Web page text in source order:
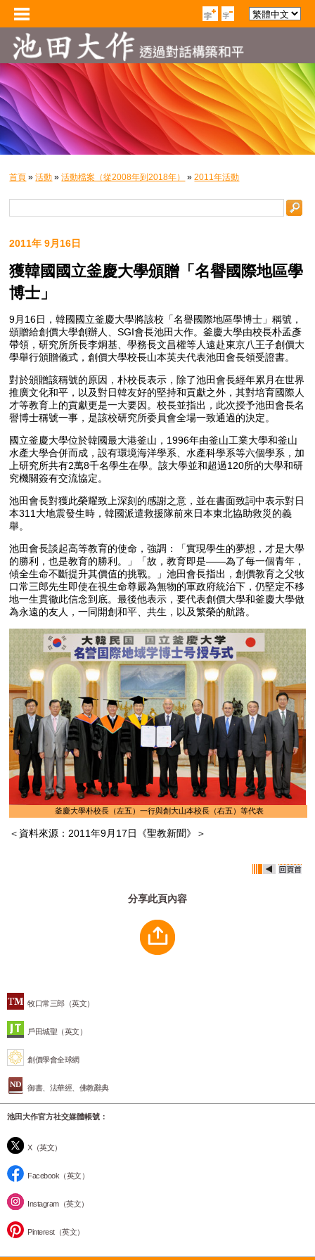
牧口常三郎（英文）
戶田城聖（英文）
創價學會全球網
御書、法華經、佛教辭典
池田大作官方社交媒體帳號：
X（英文）
Facebook（英文）
Instagram（英文）
Pinterest（英文）
首頁 »活動 »活動檔案（從2008年到2018年） »2011年活動
2011年 9月16日
獲韓國國立釜慶大學頒贈「名譽國際地區學
博士」
9月16日，韓國國立釜慶大學將該校「名譽國際地區學博士」稱號，
頒贈給創價大學創辦人、SGI會長池田大作。釜慶大學由校長朴孟彥
帶領，研究所所長李炯基、學務長文昌權等人遠赴東京八王子創價大
學舉行頒贈儀式，創價大學校長山本英夫代表池田會長領受證書。
對於頒贈該稱號的原因，朴校長表示，除了池田會長經年累月在世界
推廣文化和平，以及對日韓友好的堅持和貢獻之外，其對培育國際人
才等教育上的貢獻更是一大要因。校長並指出，此次授予池田會長名
譽博士稱號一事，是該校研究所委員會全場一致通過的決定。
國立釜慶大學位於韓國最大港釜山，1996年由釜山工業大學和釜山
水產大學合併而成，設有環境海洋學系、水產科學系等六個學系，加
上研究所共有2萬8千名學生在學。該大學並和超過120所的大學和研
究機關簽有交流協定。
池田會長對獲此榮耀致上深刻的感謝之意，並在書面致詞中表示對日
本311大地震發生時，韓國派遣救援隊前來日本東北協助救災的義
舉。
池田會長談起高等教育的使命，強調：「實現學生的夢想，才是大學
的勝利，也是教育的勝利。」「故，教育即是——為了每一個青年，
傾全生命不斷提升其價值的挑戰。」池田會長指出，創價教育之父牧
口常三郎先生即使在視生命尊嚴為無物的軍政府統治下，仍堅定不移
地一生貫徹此信念到底。最後他表示，要代表創價大學和釜慶大學做
為永遠的友人，一同開創和平、共生，以及繁榮的航路。
釜慶大學朴校長（左五）一行與創大山本校長（右五）等代表
＜資料來源：2011年9月17日《聖教新聞》＞
分享此頁內容